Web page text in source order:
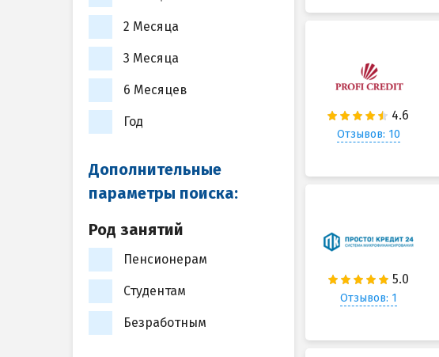
Отзывов: 10
Отзывов: 1
2 Месяца
3 Месяца
6 Месяцев
Год
Дополнительные
параметры поиска:
Род занятий
Пенсионерам
Студентам
Безработным